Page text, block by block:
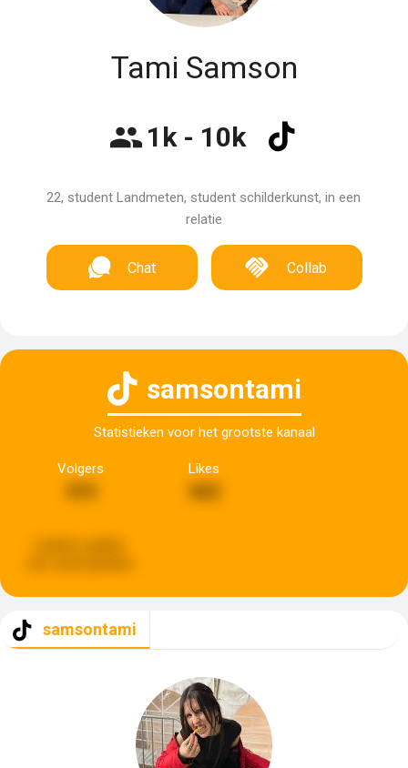
Tami Samson
1k - 10k
22, student Landmeten, student schilderkunst, in een
relatie
Chat Collab
samsontami
Statistieken voor het grootste kanaal
Volgers Likes
662
samsontami